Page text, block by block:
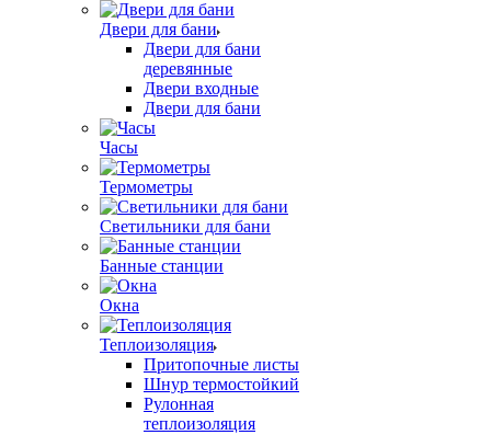
Двери для бани
Двери для бани
деревянные
Двери входные
Двери для бани
Часы
Термометры
Светильники для бани
Банные станции
Окна
Теплоизоляция
Притопочные листы
Шнур термостойкий
Рулонная
теплоизоляция